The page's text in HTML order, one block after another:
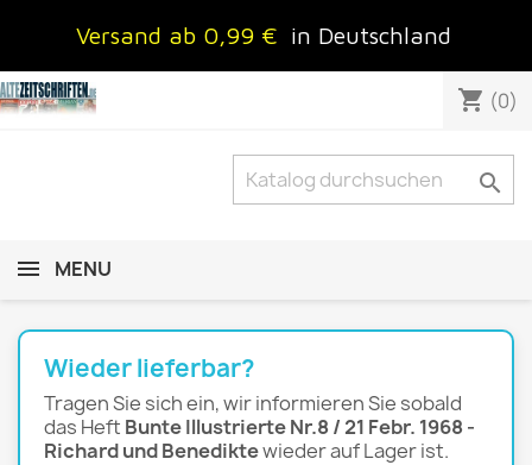
Versand ab 0,99 € in Deutschland
shopping_cart (0)

MENU
Wieder lieferbar?
Tragen Sie sich ein, wir informieren Sie sobald
das Heft Bunte Illustrierte Nr.8 / 21 Febr. 1968 -
Richard und Benediktewieder auf Lager ist.